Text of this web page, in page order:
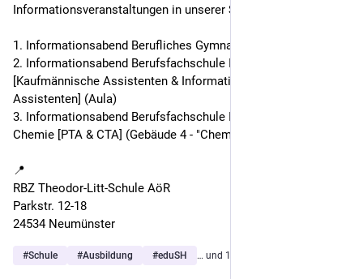
Informationsveranstaltungen in unserer Schule statt:
1. Informationsabend Berufliches Gymnasium (Aula)
2. Informationsabend Berufsfachschule III - Wirtschaft
[Kaufmännische Assistenten & Informationstechnische
Assistenten] (Aula)
3. Informationsabend Berufsfachschule III - Pharmazie und
Chemie [PTA & CTA] (Gebäude 4 - "Chemieturm")
📍
RBZ Theodor-Litt-Schule AöR
Parkstr. 12-18
24534 Neumünster
#Schule #Ausbildung #eduSH … und 1 weiterer